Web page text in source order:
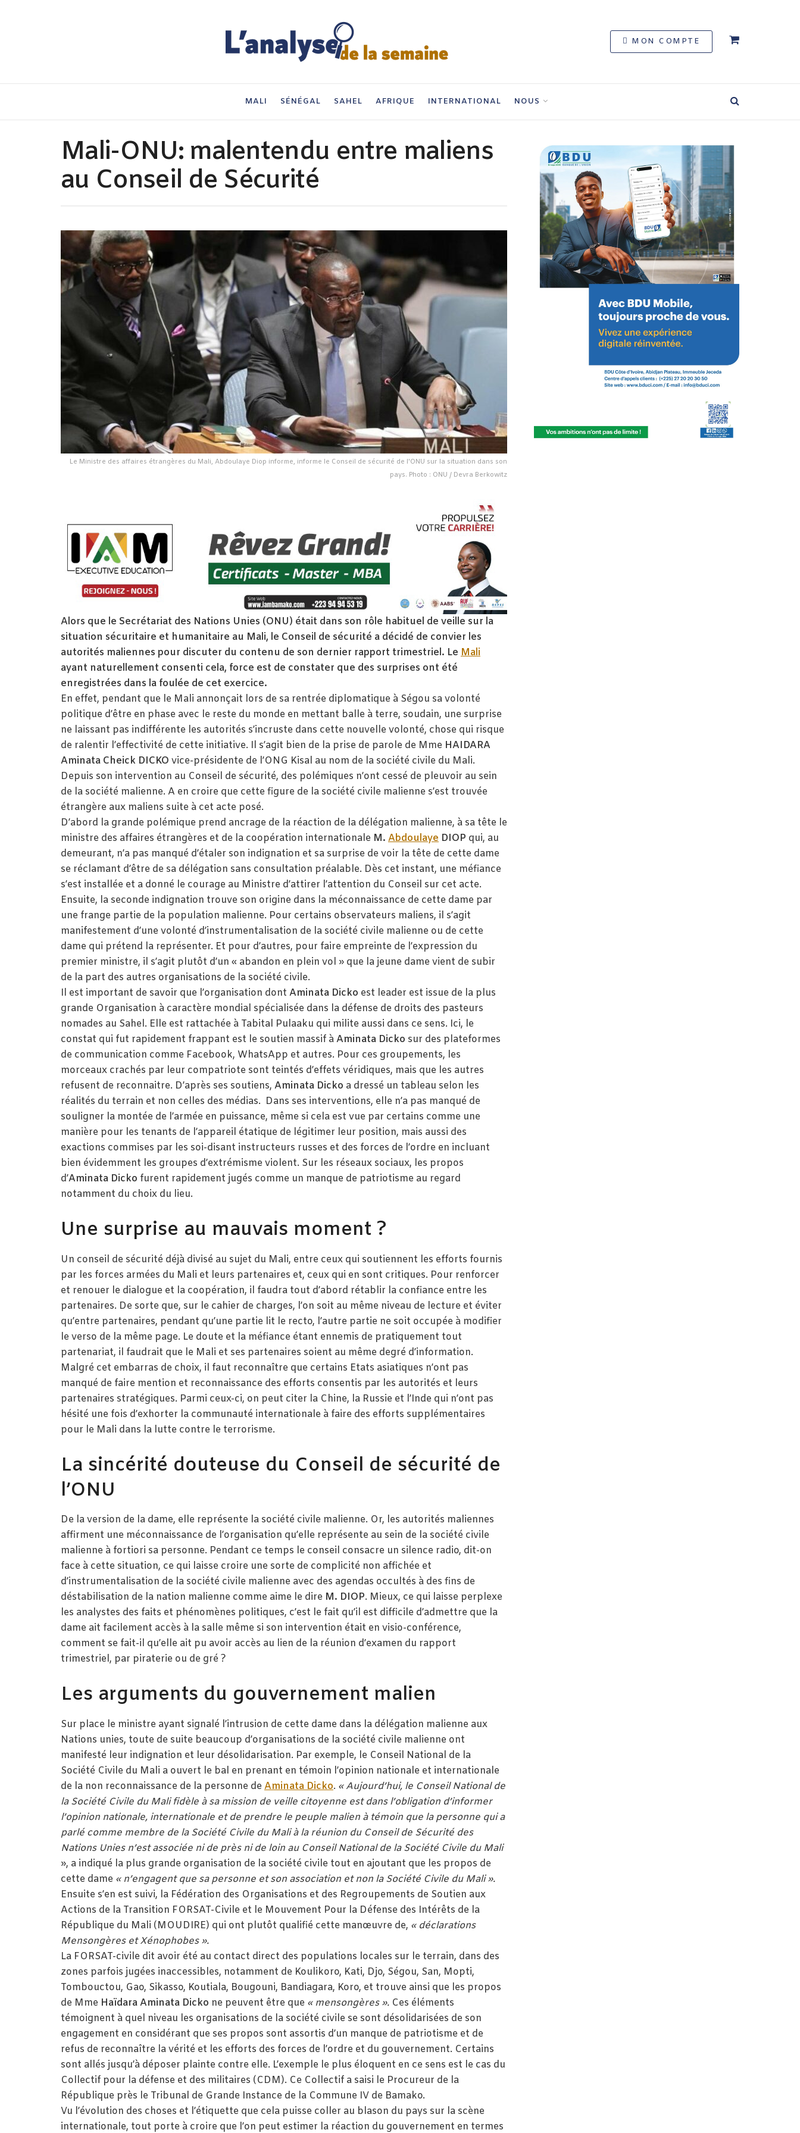
MON COMPTE
MALI SÉNÉGAL SAHEL AFRIQUE INTERNATIONAL NOUS
Mali-ONU: malentendu entre maliens
au Conseil de Sécurité
Le Ministre des affaires étrangères du Mali, Abdoulaye Diop informe, informe le Conseil de sécurité de l'ONU sur la situation dans son
pays. Photo : ONU / Devra Berkowitz
Alors que le Secrétariat des Nations Unies (ONU) était dans son rôle habituel de veille sur la
situation sécuritaire et humanitaire au Mali, le Conseil de sécurité a décidé de convier les
autorités maliennes pour discuter du contenu de son dernier rapport trimestriel. Le Mali
ayant naturellement consenti cela, force est de constater que des surprises ont été
enregistrées dans la foulée de cet exercice.
En effet, pendant que le Mali annonçait lors de sa rentrée diplomatique à Ségou sa volonté
politique d’être en phase avec le reste du monde en mettant balle à terre, soudain, une surprise
ne laissant pas indifférente les autorités s’incruste dans cette nouvelle volonté, chose qui risque
de ralentir l’effectivité de cette initiative. Il s’agit bien de la prise de parole de Mme HAIDARA
Aminata Cheick DICKO vice-présidente de l’ONG Kisal au nom de la société civile du Mali.
Depuis son intervention au Conseil de sécurité, des polémiques n’ont cessé de pleuvoir au sein
de la société malienne. A en croire que cette figure de la société civile malienne s’est trouvée
étrangère aux maliens suite à cet acte posé.
D’abord la grande polémique prend ancrage de la réaction de la délégation malienne, à sa tête le
ministre des affaires étrangères et de la coopération internationale M. Abdoulaye DIOP qui, au
demeurant, n’a pas manqué d’étaler son indignation et sa surprise de voir la tête de cette dame
se réclamant d’être de sa délégation sans consultation préalable. Dès cet instant, une méfiance
s’est installée et a donné le courage au Ministre d’attirer l’attention du Conseil sur cet acte.
Ensuite, la seconde indignation trouve son origine dans la méconnaissance de cette dame par
une frange partie de la population malienne. Pour certains observateurs maliens, il s’agit
manifestement d’une volonté d’instrumentalisation de la société civile malienne ou de cette
dame qui prétend la représenter. Et pour d’autres, pour faire empreinte de l’expression du
premier ministre, il s’agit plutôt d’un « abandon en plein vol » que la jeune dame vient de subir
de la part des autres organisations de la société civile.
Il est important de savoir que l’organisation dont Aminata Dicko est leader est issue de la plus
grande Organisation à caractère mondial spécialisée dans la défense de droits des pasteurs
nomades au Sahel. Elle est rattachée à Tabital Pulaaku qui milite aussi dans ce sens. Ici, le
constat qui fut rapidement frappant est le soutien massif àAminata Dicko sur des plateformes
de communication comme Facebook, WhatsApp et autres. Pour ces groupements, les
morceaux crachés par leur compatriote sont teintés d’effets véridiques, mais que les autres
refusent de reconnaitre. D’après ses soutiens, Aminata Dicko a dressé un tableau selon les
réalités du terrain et non celles des médias. Dans ses interventions, elle n’a pas manqué de
souligner la montée de l’armée en puissance, même si cela est vue par certains comme une
manière pour les tenants de l’appareil étatique de légitimer leur position, mais aussi des
exactions commises par les soi-disant instructeurs russes et des forces de l’ordre en incluant
bien évidemment les groupes d’extrémisme violent. Sur les réseaux sociaux, les propos
d’Aminata Dicko furent rapidement jugés comme un manque de patriotisme au regard
notamment du choix du lieu.
Une surprise au mauvais moment ?
Un conseil de sécurité déjà divisé au sujet du Mali, entre ceux qui soutiennent les efforts fournis
par les forces armées du Mali et leurs partenaires et, ceux qui en sont critiques. Pour renforcer
et renouer le dialogue et la coopération, il faudra tout d’abord rétablir la confiance entre les
partenaires. De sorte que, sur le cahier de charges, l’on soit au même niveau de lecture et éviter
qu’entre partenaires, pendant qu’une partie lit le recto, l’autre partie ne soit occupée à modifier
le verso de la même page. Le doute et la méfiance étant ennemis de pratiquement tout
partenariat, il faudrait que le Mali et ses partenaires soient au même degré d’information.
Malgré cet embarras de choix, il faut reconnaître que certains Etats asiatiques n’ont pas
manqué de faire mention et reconnaissance des efforts consentis par les autorités et leurs
partenaires stratégiques. Parmi ceux-ci, on peut citer la Chine, la Russie et l’Inde qui n’ont pas
hésité une fois d’exhorter la communauté internationale à faire des efforts supplémentaires
pour le Mali dans la lutte contre le terrorisme.
La sincérité douteuse du Conseil de sécurité de
l’ONU
De la version de la dame, elle représente la société civile malienne. Or, les autorités maliennes
affirment une méconnaissance de l’organisation qu’elle représente au sein de la société civile
malienne à fortiori sa personne. Pendant ce temps le conseil consacre un silence radio, dit-on
face à cette situation, ce qui laisse croire une sorte de complicité non affichée et
d’instrumentalisation de la société civile malienne avec des agendas occultés à des fins de
déstabilisation de la nation malienne comme aime le dire M. DIOP. Mieux, ce qui laisse perplexe
les analystes des faits et phénomènes politiques, c’est le fait qu’il est difficile d’admettre que la
dame ait facilement accès à la salle même si son intervention était en visio-conférence,
comment se fait-il qu’elle ait pu avoir accès au lien de la réunion d’examen du rapport
trimestriel, par piraterie ou de gré ?
Les arguments du gouvernement malien
Sur place le ministre ayant signalé l’intrusion de cette dame dans la délégation malienne aux
Nations unies, toute de suite beaucoup d’organisations de la société civile malienne ont
manifesté leur indignation et leur désolidarisation. Par exemple, le Conseil National de la
Société Civile du Mali a ouvert le bal en prenant en témoin l’opinion nationale et internationale
de la non reconnaissance de la personne de Aminata Dicko. « Aujourd’hui, le Conseil National de
la Société Civile du Mali fidèle à sa mission de veille citoyenne est dans l’obligation d’informer
l’opinion nationale, internationale et de prendre le peuple malien à témoin que la personne qui a
parlé comme membre de la Société Civile du Mali à la réunion du Conseil de Sécurité des
Nations Unies n’est associée ni de près ni de loin au Conseil National de la Société Civile du Mali
», a indiqué la plus grande organisation de la société civile tout en ajoutant que les propos de
cette dame « n’engagent que sa personne et son association et non la Société Civile du Mali ».
Ensuite s’en est suivi, la Fédération des Organisations et des Regroupements de Soutien aux
Actions de la Transition FORSAT-Civile et le Mouvement Pour la Défense des Intérêts de la
République du Mali (MOUDIRE) qui ont plutôt qualifié cette manœuvre de, « déclarations
Mensongères et Xénophobes ».
La FORSAT-civile dit avoir été au contact direct des populations locales sur le terrain, dans des
zones parfois jugées inaccessibles, notamment de Koulikoro, Kati, Djo, Ségou, San, Mopti,
Tombouctou, Gao, Sikasso, Koutiala, Bougouni, Bandiagara, Koro, et trouve ainsi que les propos
de Mme Haïdara Aminata Dicko ne peuvent être que « mensongères ». Ces éléments
témoignent à quel niveau les organisations de la société civile se sont désolidarisées de son
engagement en considérant que ses propos sont assortis d’un manque de patriotisme et de
refus de reconnaître la vérité et les efforts des forces de l’ordre et du gouvernement. Certains
sont allés jusqu’à déposer plainte contre elle. L’exemple le plus éloquent en ce sens est le cas du
Collectif pour la défense et des militaires (CDM). Ce Collectif a saisi le Procureur de la
République près le Tribunal de Grande Instance de la Commune IV de Bamako.
Vu l’évolution des choses et l’étiquette que cela puisse coller au blason du pays sur la scène
internationale, tout porte à croire que l’on peut estimer la réaction du gouvernement en termes